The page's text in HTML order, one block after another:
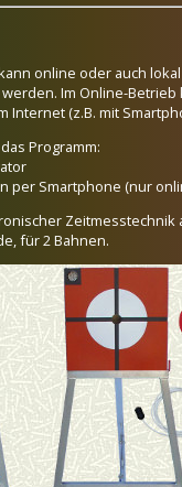
online oder auch
Im Online-
Internet (z.B. mit
Programm:
per Smartphone (nur
Zeitmesstechnik
, für 2 Bahnen.